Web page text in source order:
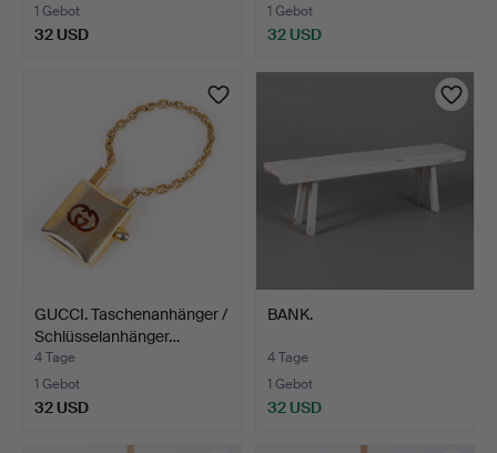
1 Gebot
32 USD
1 Gebot
32 USD
GUCCI. Taschenanhänger /
Schlüsselanhänger…
4 Tage
1 Gebot
32 USD
BANK.
4 Tage
1 Gebot
32 USD